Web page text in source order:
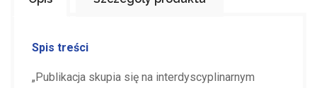
Spis treści
„Publikacja skupia się na interdyscyplinarnym